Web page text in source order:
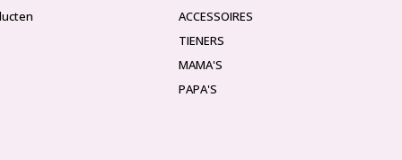
ACCESSOIRES
TIENERS
MAMA'S
PAPA'S